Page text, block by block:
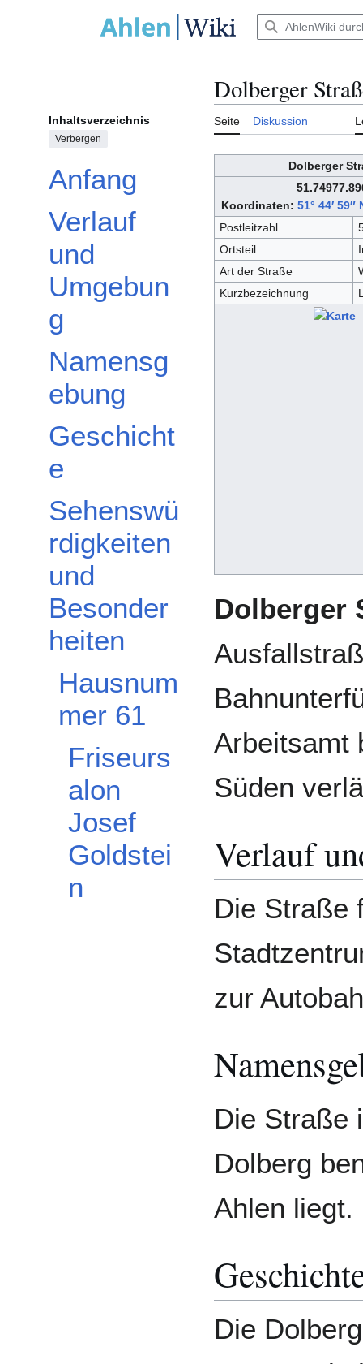
Hauptmenü
Inhaltsverzeichnis
Verbergen
Anfang
Verlauf
und
Umgebun
g
Namensg
ebung
Geschicht
e
Sehenswü
rdigkeiten
und
Besonder
heiten
Unterabschnitt Sehenswürdigkeiten und Besonderheiten umschalten
Hausnum
mer 61
Friseurs
alon
Josef
Goldstei
n
Dolberger
Seite Diskussion
Dolberger
51.7497
Koordinaten: 51° 44′ 59″
Postleitzahl
Ortsteil
Art der Straße
Kurzbezeichnung
Dolberger
Arbeitsamt
Süden
Verlauf
Die Straße
zur
Die Straße
Dolberg
Ahlen liegt.
Die